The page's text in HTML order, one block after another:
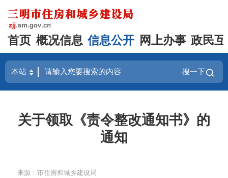
首页 概况信息 信息公开 网上办事 政民
搜一下
关于领取《责令整改通知书》的
通知
来源：市住房和城乡建设局